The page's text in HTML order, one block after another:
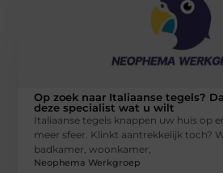
Op zoek naar Italiaanse tegels?
deze specialist wat u wilt
Italiaanse tegels knappen uw huis op
meer sfeer. Klinkt aantrekkelijk toch?
badkamer, woonkamer,
Neophema Werkgroep